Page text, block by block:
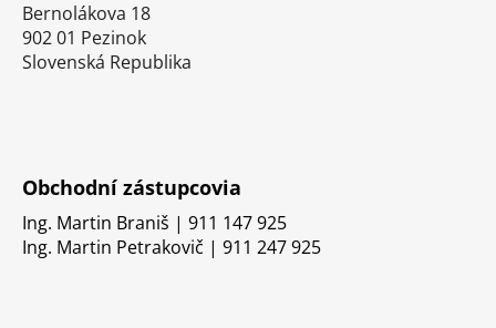
Bernolákova 18
902 01 Pezinok
Slovenská Republika
Obchodní zástupcovia
Ing. Martin Braniš | 911 147 925
Ing. Martin Petrakovič | 911 247 925